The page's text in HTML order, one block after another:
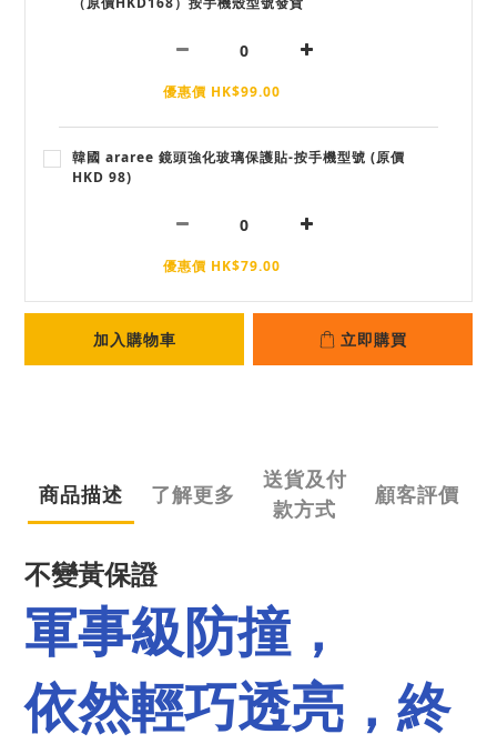
優惠價 HK$99.00
韓國 araree 鏡頭強化玻璃保護貼-按手機型號 (原價
HKD 98)
優惠價 HK$79.00
加入購物車 立即購買
商品描述 了解更多
送貨及付
款方式
顧客評價
不變黃保證
軍事級防撞，
依然輕巧透亮，終